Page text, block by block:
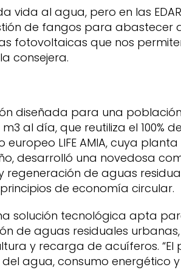
vida al agua, pero en las
de fangos para abastecer
fotovoltaicas que nos
consejera.
diseñada para una
al día, que reutiliza el 100%
LIFE AMIA, cuya
desarrolló una novedosa
de aguas
de economía circular.
solución tecnológica apta
de aguas residuales
y recarga de acuíferos. “El
agua, consumo energético